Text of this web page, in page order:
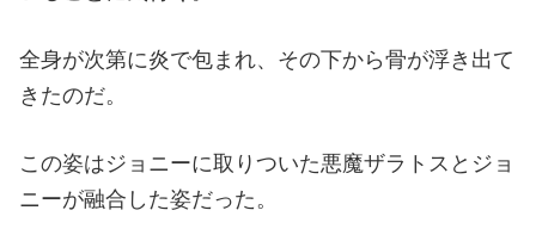
全身が次第に炎で包まれ、その下から骨が浮き出て
きたのだ。
この姿はジョニーに取りついた悪魔ザラトスとジョ
ニーが融合した姿だった。